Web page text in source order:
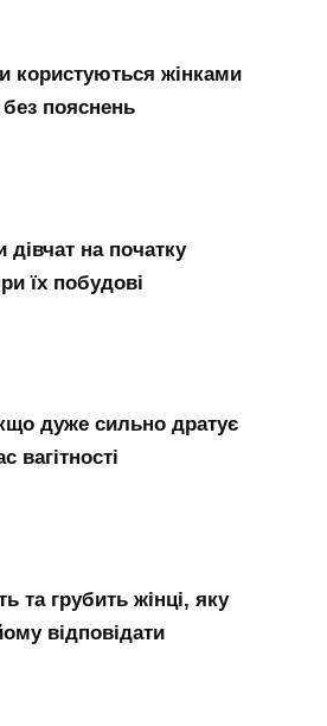
користуються жінками
пояснень
дівчат на початку
їх побудові
дуже сильно дратує
вагітності
та грубить жінці, яку
відповідати